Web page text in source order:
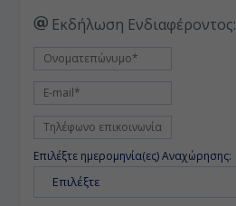
Εκδήλωση Ενδιαφέροντος:
Επιλέξτε ημερομηνία(ες) Αναχώρησης:
Επιλέξτε